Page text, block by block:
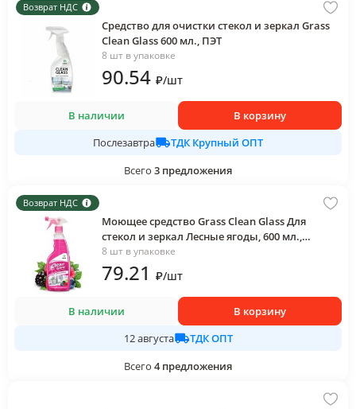
Возврат НДС
Средство для очистки стекол и зеркал Grass
Clean Glass 600 мл., ПЭТ
8 шт в упаковке
90.54 ₽/шт
В наличии
В корзину
Послезавтра
ТДК Крупный ОПТ
Всего 3 предложения
Возврат НДС
Моющее средство Grass Clean Glass Для
стекол и зеркал Лесные ягоды, 600 мл.,
флакон с дозатором
8 шт в упаковке
79.21 ₽/шт
В наличии
В корзину
12 августа
ТДК ОПТ
Всего 4 предложения